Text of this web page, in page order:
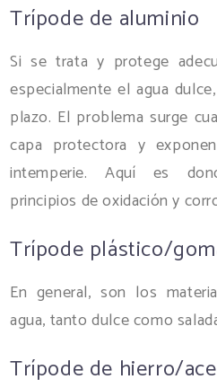
Trípode de aluminio
Si se trata y protege
especialmente el agua
plazo. El problema surge
capa protectora y
intemperie. Aquí es
principios de oxidación y
Trípode plástico/
En general, son los
agua, tanto dulce como
Trípode de hierro/